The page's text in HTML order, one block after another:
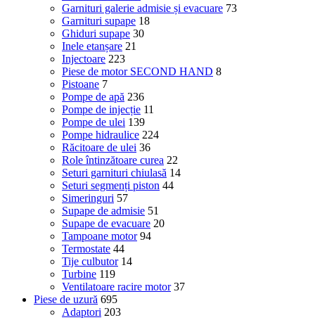
Garnituri galerie admisie și evacuare 73
Garnituri supape 18
Ghiduri supape 30
Inele etanșare 21
Injectoare 223
Piese de motor SECOND HAND 8
Pistoane 7
Pompe de apă 236
Pompe de injecție 11
Pompe de ulei 139
Pompe hidraulice 224
Răcitoare de ulei 36
Role întinzătoare curea 22
Seturi garnituri chiulasă 14
Seturi segmenți piston 44
Simeringuri 57
Supape de admisie 51
Supape de evacuare 20
Tampoane motor 94
Termostate 44
Tije culbutor 14
Turbine 119
Ventilatoare racire motor 37
Piese de uzură 695
Adaptori 203